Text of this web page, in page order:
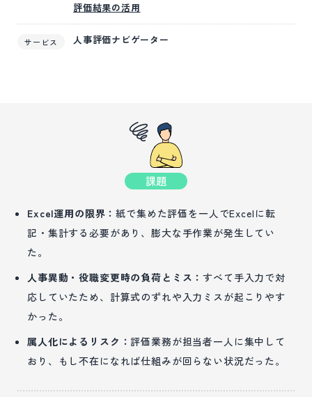
評価結果の活用
サービス 人事評価ナビゲーター
課題
Excel運用の限界：紙で集めた評価を一人でExcelに転
記・集計する必要があり、膨大な手作業が発生してい
た。
人事異動・役職変更時の負荷とミス：すべて手入力で対
応していたため、計算式のずれや入力ミスが起こりやす
かった。
属人化によるリスク：評価業務が担当者一人に集中して
おり、もし不在になれば仕組みが回らない状況だった。